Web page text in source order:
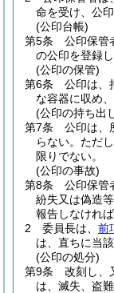
命を受け、公
(公印台帳)
第5条
公印保管
の公印を登録
(公印の保管)
第6条
公印は、
な容器に収め
(公印の持ち出
第7条
公印は、
らない。 ただ
限りでない。
(公印の事故)
第8条
公印保管
紛失又は偽造
報告しなければ
2
委員長は、 前
は、直ちに当
(公印の処分)
第9条
改刻し、
は、滅失、盗